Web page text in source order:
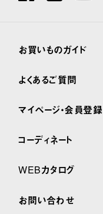
お買いものガイド
よくあるご質問
マイページ・会員登録
コーディネート
WEBカタログ
お問い合わせ